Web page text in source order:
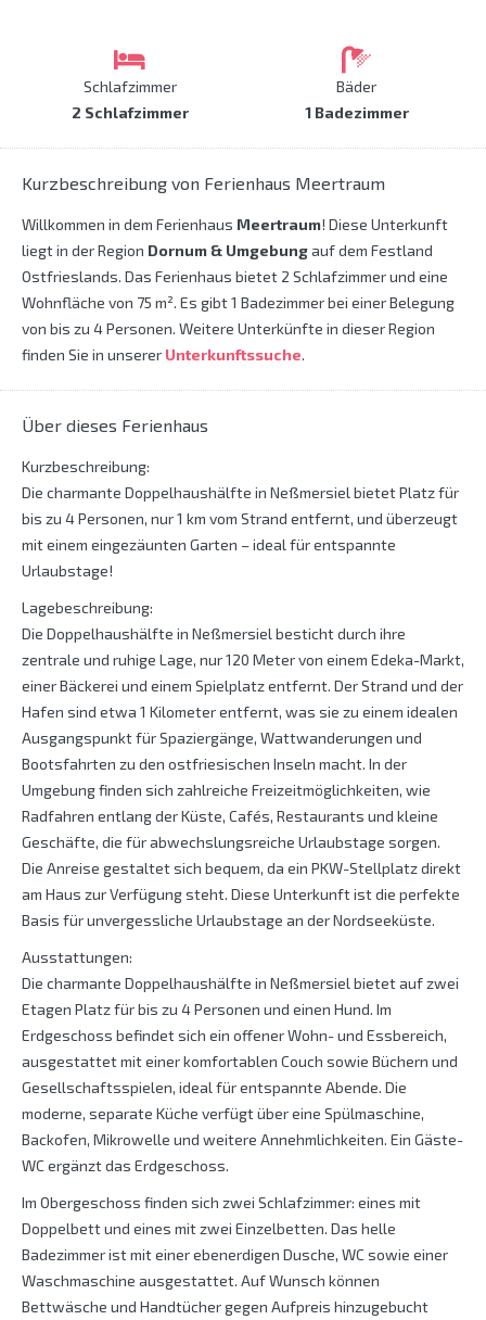
Schlafzimmer
2 Schlafzimmer
Bäder
1 Badezimmer
Kurzbeschreibung von Ferienhaus Meertraum
Willkommen in dem Ferienhaus Meertraum! Diese Unterkunft
liegt in der Region Dornum & Umgebungauf dem Festland
Ostfrieslands. Das Ferienhaus bietet 2 Schlafzimmer und eine
Wohnfläche von 75 m². Es gibt 1 Badezimmer bei einer Belegung
von bis zu 4 Personen. Weitere Unterkünfte in dieser Region
finden Sie in unserer Unterkunftssuche.
Über dieses Ferienhaus
Kurzbeschreibung:
Die charmante Doppelhaushälfte in Neßmersiel bietet Platz für
bis zu 4 Personen, nur 1 km vom Strand entfernt, und überzeugt
mit einem eingezäunten Garten – ideal für entspannte
Urlaubstage!
Lagebeschreibung:
Die Doppelhaushälfte in Neßmersiel besticht durch ihre
zentrale und ruhige Lage, nur 120 Meter von einem Edeka-Markt,
einer Bäckerei und einem Spielplatz entfernt. Der Strand und der
Hafen sind etwa 1 Kilometer entfernt, was sie zu einem idealen
Ausgangspunkt für Spaziergänge, Wattwanderungen und
Bootsfahrten zu den ostfriesischen Inseln macht. In der
Umgebung finden sich zahlreiche Freizeitmöglichkeiten, wie
Radfahren entlang der Küste, Cafés, Restaurants und kleine
Geschäfte, die für abwechslungsreiche Urlaubstage sorgen.
Die Anreise gestaltet sich bequem, da ein PKW-Stellplatz direkt
am Haus zur Verfügung steht. Diese Unterkunft ist die perfekte
Basis für unvergessliche Urlaubstage an der Nordseeküste.
Ausstattungen:
Die charmante Doppelhaushälfte in Neßmersiel bietet auf zwei
Etagen Platz für bis zu 4 Personen und einen Hund. Im
Erdgeschoss befindet sich ein offener Wohn- und Essbereich,
ausgestattet mit einer komfortablen Couch sowie Büchern und
Gesellschaftsspielen, ideal für entspannte Abende. Die
moderne, separate Küche verfügt über eine Spülmaschine,
Backofen, Mikrowelle und weitere Annehmlichkeiten. Ein Gäste-
WC ergänzt das Erdgeschoss.
Im Obergeschoss finden sich zwei Schlafzimmer: eines mit
Doppelbett und eines mit zwei Einzelbetten. Das helle
Badezimmer ist mit einer ebenerdigen Dusche, WC sowie einer
Waschmaschine ausgestattet. Auf Wunsch können
Bettwäsche und Handtücher gegen Aufpreis hinzugebucht